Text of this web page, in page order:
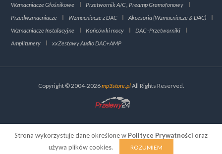
Wzmacniacze Głośnikowe
Przetwornik A/C , Preamp Gramofonowy
Przedwzmacniacze
Wzmacniacze z DAC
Akcesoria (Wzmacniacze & DAC)
Wzmacniacze Instalacyjne
Końcówki mocy
DAC -Przetworniki
Amplitunery
xxZestawy Audio DAC+AMP
Copyright © 2004-2026mp3store.plAll Rights Reserved.
Strona wykorzystuje dane określone w Polityce Prywatności oraz
używa plików cookies.
ROZUMIEM